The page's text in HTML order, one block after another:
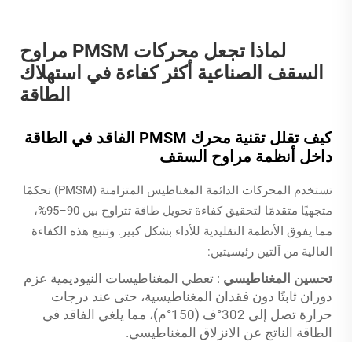
لماذا تجعل محركات PMSM مراوح
السقف الصناعية أكثر كفاءة في استهلاك
الطاقة
كيف تقلل تقنية محرك PMSM الفاقد في الطاقة
داخل أنظمة مراوح السقف
تستخدم المحركات الدائمة المغناطيس المتزامنة (PMSM) تحكمًا
متجهيًا متقدمًا لتحقيق كفاءة تحويل طاقة تتراوح بين 90–95%،
مما يفوق الأنظمة التقليدية للأداء بشكل كبير. وتنبع هذه الكفاءة
العالية من آلتين رئيسيتين:
تحسين المغناطيسي : تعطي المغناطيسات النيوديمية عزم
دوران ثابتًا دون فقدان المغناطيسية، حتى عند درجات
حرارة تصل إلى 302°ف (150°م)، مما يلغي الفاقد في
الطاقة الناتج عن الانزلاق المغناطيسي.